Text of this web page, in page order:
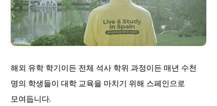
해외 유학 학기이든 전체 석사 학위 과정이든 매년 수천
명의 학생들이 대학 교육을 마치기 위해 스페인으로
모여듭니다.